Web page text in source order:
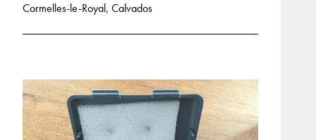
Cormelles-le-Royal, Calvados